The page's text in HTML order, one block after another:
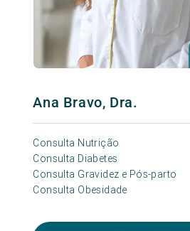
Ana Bravo, Dra.
Consulta Nutrição
Consulta Diabetes
Consulta Gravidez e Pós-parto
Consulta Obesidade